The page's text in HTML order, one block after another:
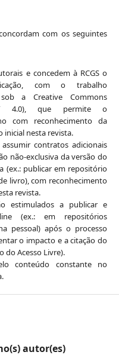
com os seguintes
e concedem à RCGS o
com o trabalho
a Creative Commons
4.0), que permite o
com reconhecimento da
inicial nesta revista.
contratos adicionais
não-exclusiva da versão do
(ex.: publicar em repositório
livro), com reconhecimento
revista.
estimulados a publicar e
(ex.: em repositórios
pessoal) após o processo
o impacto e a citação do
do Acesso Livre).
conteúdo constante no
autor(es)